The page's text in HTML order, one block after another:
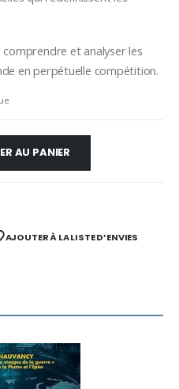
et analyser les
en perpétuelle compétition.
AU PANIER
AJOUTER À LA LISTE D’ENVIES